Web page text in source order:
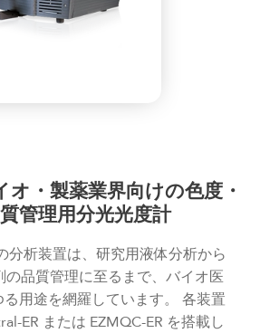
オ・製薬業界向けの色度・
管理用分光光度計
分析装置は、研究用液体分析から
の品質管理に至るまで、バイオ医
用途を網羅しています。 各装置
ER または EZMQC-ER を搭載し